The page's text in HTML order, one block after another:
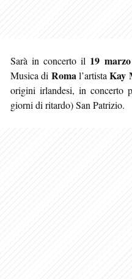
Sarà in concerto il 19
Musica di Roma l’artistaKay
origini irlandesi, in concerto
giorni di ritardo) San Patrizio.